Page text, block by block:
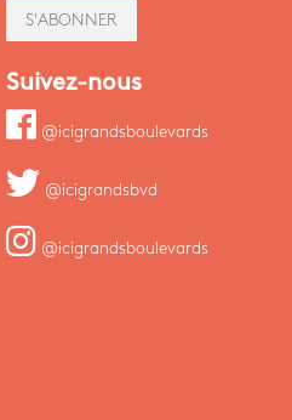
S'ABONNER
Suivez-nous
@icigrandsboulevards
@icigrandsbvd
@icigrandsboulevards